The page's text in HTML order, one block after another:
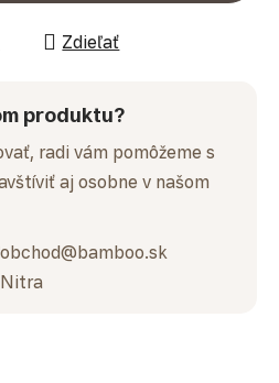
Zdieľať
produktu?
radi vám pomôžeme s
aj osobne v našom
obchod@bamboo.sk